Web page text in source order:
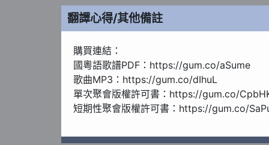
翻譯心得/其他備註
購買連結：
國粵語歌譜PDF：https://gum.co/aSume
歌曲MP3：https://gum.co/dIhuL
單次聚會版權許可書：https://gum.co/
短期性聚會版權許可書：https://gum.co/
WorshiPool歌曲庫年度聚會版權許可書：